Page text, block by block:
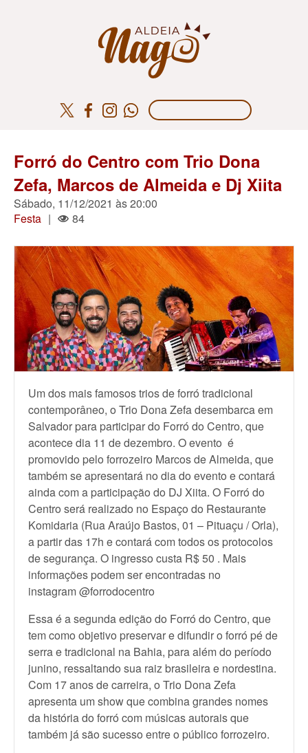
Forró do Centro com Trio Dona
Zefa, Marcos de Almeida e Dj Xiita
Sábado, 11/12/2021 às 20:00
Festa | 84
Um dos mais famosos trios de forró tradicional
contemporâneo, o Trio Dona Zefa desembarca em
Salvador para participar do Forró do Centro, que
acontece dia 11 de dezembro. O evento é
promovido pelo forrozeiro Marcos de Almeida, que
também se apresentará no dia do evento e contará
ainda com a participação do DJ Xiita. O Forró do
Centro será realizado no Espaço do Restaurante
Komidaria (Rua Araújo Bastos, 01 – Pituaçu / Orla),
a partir das 17h e contará com todos os protocolos
de segurança. O ingresso custa R$ 50 . Mais
informações podem ser encontradas no
instagram@forrodocentro
Essa é a segunda edição do Forró do Centro, que
tem como objetivo preservar e difundir o forró pé de
serra e tradicional na Bahia, para além do período
junino, ressaltando sua raiz brasileira e nordestina.
Com 17 anos de carreira, o Trio Dona Zefa
apresenta um show que combina grandes nomes
da história do forró com músicas autorais que
também já são sucesso entre o público forrozeiro.